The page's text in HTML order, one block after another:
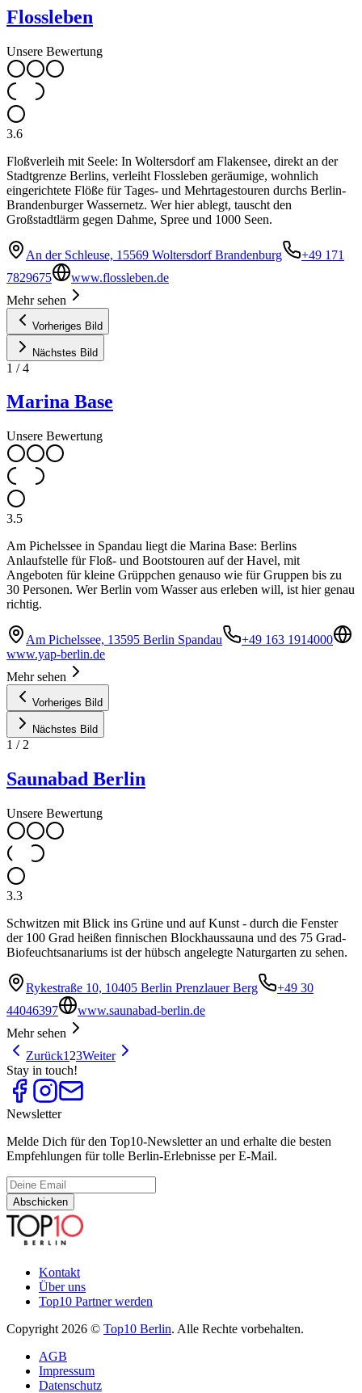
Flossleben
Unsere Bewertung
3.6
Floßverleih mit Seele: In Woltersdorf am Flakensee, direkt an der
Stadtgrenze Berlins, verleiht Flossleben geräumige, wohnlich
eingerichtete Flöße für Tages- und Mehrtagestouren durchs Berlin-
Brandenburger Wassernetz. Wer hier ablegt, tauscht den
Großstadtlärm gegen Dahme, Spree und 1000 Seen.
An der Schleuse, 15569 Woltersdorf Brandenburg
+49 171
7829675
www.flossleben.de
Mehr sehen
Vorheriges Bild
Nächstes Bild
1 /4
Marina Base
Unsere Bewertung
3.5
Am Pichelssee in Spandau liegt die Marina Base: Berlins
Anlaufstelle für Floß- und Bootstouren auf der Havel, mit
Angeboten für kleine Grüppchen genauso wie für Gruppen bis zu
30 Personen. Wer Berlin vom Wasser aus erleben will, ist hier genau
richtig.
Am Pichelssee, 13595 Berlin Spandau
+49 163 1914000
www.yap-berlin.de
Mehr sehen
Vorheriges Bild
Nächstes Bild
1 / 2
Saunabad Berlin
Unsere Bewertung
3.3
Schwitzen mit Blick ins Grüne und auf Kunst - durch die Fenster
der 100 Grad heißen finnischen Blockhaussauna und des 75 Grad-
Biofeuchtsanariums ist der hübsch angelegte Naturgarten zu sehen.
Rykestraße 10, 10405 Berlin Prenzlauer Berg
+49 30
44046397
www.saunabad-berlin.de
Mehr sehen
Zurück1 23Weiter
Stay in touch!
Newsletter
Melde Dich für den Top10-Newsletter an und erhalte die besten
Empfehlungen für tolle Berlin-Erlebnisse per E-Mail.
Abschicken
Kontakt
Über uns
Top10 Partner werden
Copyright 2026 © Top10 Berlin. Alle Rechte vorbehalten.
AGB
Impressum
Datenschutz